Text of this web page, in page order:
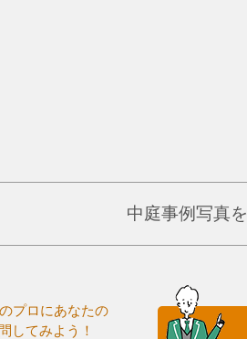
中庭事例写真
プロにあなたの
してみよう！